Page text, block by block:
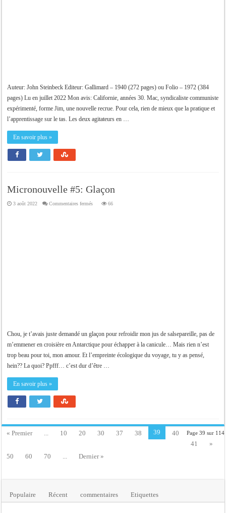
Auteur: John Steinbeck Editeur: Gallimard – 1940 (272 pages) ou Folio – 1972 (384
pages) Lu en juillet 2022 Mon avis: Californie, années 30. Mac, syndicaliste communiste
expérimenté, forme Jim, une nouvelle recrue. Pour cela, rien de mieux que la pratique et
l’apprentissage sur le tas. Les deux agitateurs en …
En savoir plus »
Micronouvelle #5: Glaçon
3 août 2022 Commentaires fermés 66
Chou, je t’avais juste demandé un glaçon pour refroidir mon jus de salsepareille, pas de
m’emmener en croisière en Antarctique pour échapper à la canicule… Mais rien n’est
trop beau pour toi, mon amour. Et l’empreinte écologique du voyage, tu y as pensé,
hein?? La quoi? Ppfff… c’est dur d’être …
En savoir plus »
Page 39 sur 114
« Premier 10 20 30 37 38 39
40
41
»
50
60 70 Dernier »
Populaire Récent commentaires Etiquettes